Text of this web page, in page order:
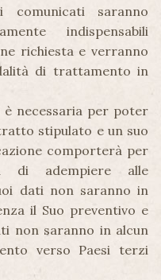
saranno
indispensabili
richiesta e verranno
di trattamento in
necessaria per poter
stipulato e un suo
comporterà per
di adempiere alle
dati non saranno in
il Suo preventivo e
non saranno in alcun
verso Paesi terzi